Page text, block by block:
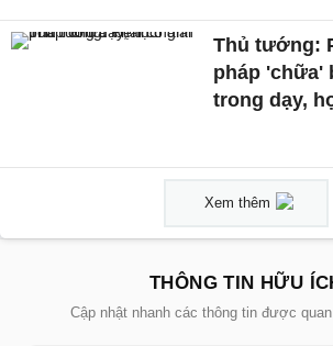
Thủ tướng:
pháp 'chữa'
trong dạy,
Xem thêm
THÔNG TIN HỮU
Cập nhật nhanh các thông tin được